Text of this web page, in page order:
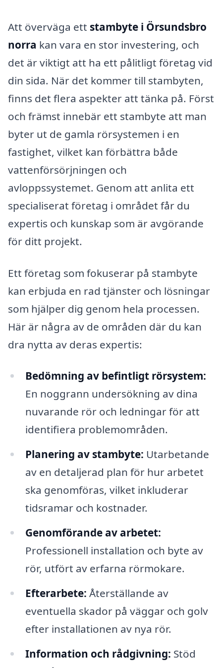
Att överväga ett stambyte i Örsundsbro
norra kan vara en stor investering, och
det är viktigt att ha ett pålitligt företag vid
din sida. När det kommer till stambyten,
finns det flera aspekter att tänka på. Först
och främst innebär ett stambyte att man
byter ut de gamla rörsystemen i en
fastighet, vilket kan förbättra både
vattenförsörjningen och
avloppssystemet. Genom att anlita ett
specialiserat företag i området får du
expertis och kunskap som är avgörande
för ditt projekt.
Ett företag som fokuserar på stambyte
kan erbjuda en rad tjänster och lösningar
som hjälper dig genom hela processen.
Här är några av de områden där du kan
dra nytta av deras expertis:
Bedömning av befintligt rörsystem:
En noggrann undersökning av dina
nuvarande rör och ledningar för att
identifiera problemområden.
Planering av stambyte: Utarbetande
av en detaljerad plan för hur arbetet
ska genomföras, vilket inkluderar
tidsramar och kostnader.
Genomförande av arbetet:
Professionell installation och byte av
rör, utfört av erfarna rörmokare.
Efterarbete: Återställande av
eventuella skador på väggar och golv
efter installationen av nya rör.
Information och rådgivning: Stöd